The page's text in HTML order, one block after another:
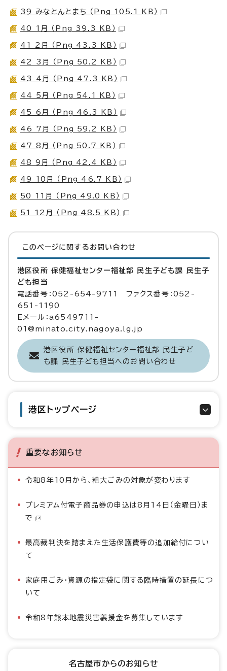
39 みなとんとまち （Png 105.1 KB）
40 1月 （Png 39.3 KB）
41 2月 （Png 43.3 KB）
42 3月 （Png 50.2 KB）
43 4月 （Png 47.3 KB）
44 5月 （Png 54.1 KB）
45 6月 （Png 46.3 KB）
46 7月 （Png 59.2 KB）
47 8月 （Png 50.7 KB）
48 9月 （Png 42.4 KB）
49 10月 （Png 46.7 KB）
50 11月 （Png 49.0 KB）
51 12月 （Png 48.5 KB）
このページに関する お問い合わせ
港区役所 保健福祉センター福祉部 民生子ども課 民生子
ども担当
電話番号：052-654-9711 ファクス番号：052-
651-1190
Eメール：a6549711-
01@minato.city.nagoya.lg.jp
港区役所 保健福祉センター福祉部 民生子ど
も課 民生子ども担当へのお問い合わせ
港区トップページ
重要なお知らせ
令和8年10月から、粗大ごみの対象が変わります
プレミアム付電子商品券の申込は8月14日（金曜日）ま
で
最高裁判決を踏まえた生活保護費等の追加給付につい
て
家庭用ごみ・資源の指定袋に関する臨時措置の延長につ
いて
令和8年熊本地震災害義援金を募集しています
名古屋市からのお知らせ